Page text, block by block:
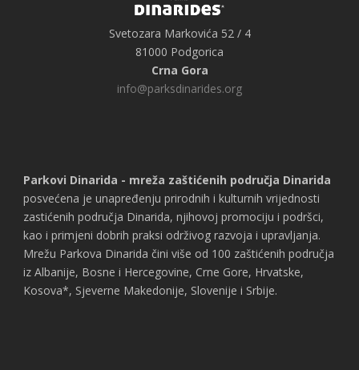
Svetozara Markovića 52 / 4
81000 Podgorica
Crna Gora
info@parksdinarides.org
Parkovi Dinarida - mreža zaštićenih područja Dinarida
posvećena je unapređenju prirodnih i kulturnih vrijednosti
zastićenih područja Dinarida, njihovoj promociju i podršci,
kao i primjeni dobrih praksi održivog razvoja i upravljanja.
Mrežu Parkova Dinarida čini više od 100 zaštićenih područja
iz Albanije, Bosne i Hercegovine, Crne Gore, Hrvatske,
Kosova*, Sjeverne Makedonije, Slovenije i Srbije.